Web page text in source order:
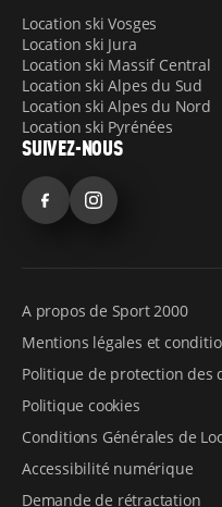
Location ski Vosges
Location ski Jura
Location ski Massif Central
Location ski Alpes du Sud
Location ski Alpes du Nord
Location ski Pyrénées
SUIVEZ-NOUS
FacebookInstagram
A propos de Sport 2000
Mentions légales et
Politique de protection des
Politique cookies
Conditions Générales de
Accessibilité numérique
Demande de rétractation